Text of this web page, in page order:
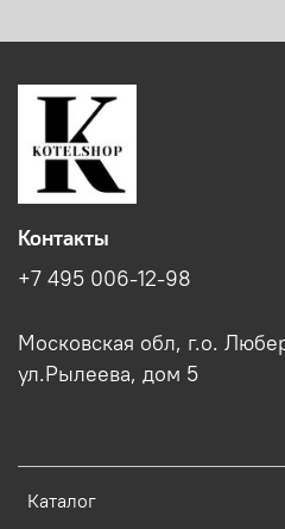
Каталог
Контакты
+7 495 006-12-98
Московская обл, г.о.
ул.Рылеева, дом 5